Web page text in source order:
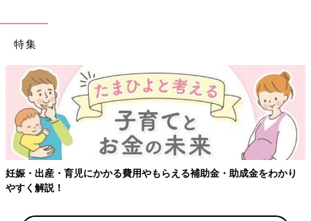
特集
・出産・育児にかかる費用やもらえる補助金・助成金をわかり
く解説！
【